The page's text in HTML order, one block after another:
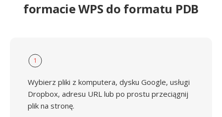
formacie WPS do formatu PDB
1
Wybierz pliki z komputera, dysku Google, usługi
Dropbox, adresu URL lub po prostu przeciągnij
plik na stronę.